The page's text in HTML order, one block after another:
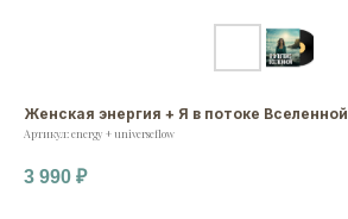
Женская энергия + Я в потоке Вселенной
Артикул:energy + universeflow
3 990 ₽